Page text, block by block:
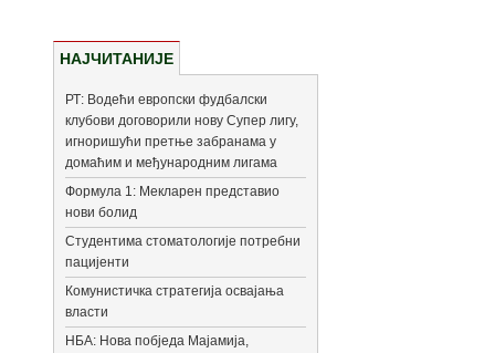
НАЈЧИТАНИЈЕ
РТ: Водећи европски фудбалски
клубови договорили нову Супер лигу,
игноришући претње забранама у
домаћим и међународним лигама
Формула 1: Мекларен представио
нови болид
Студентима стоматологије потребни
пацијенти
Комунистичка стратегија освајања
власти
НБА: Нова побједа Мајамија,